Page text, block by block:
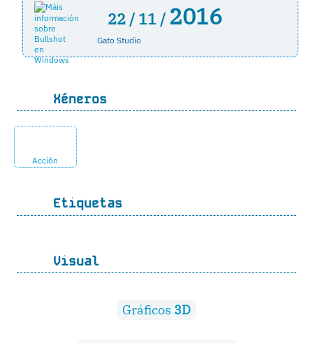
22 / 11 / 2016
Gato Studio
Xéneros
Acción
Etiquetas
Visual
Gráficos 3D